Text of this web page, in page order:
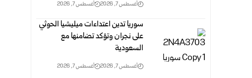
أغسطس 7, 2026 أغسطس 7, 2026
سوريا تدين اعتداءات ميليشيا الحوثي
على نجران وتؤكد تضامنها مع
السعودية
أغسطس 7, 2026 أغسطس 7, 2026